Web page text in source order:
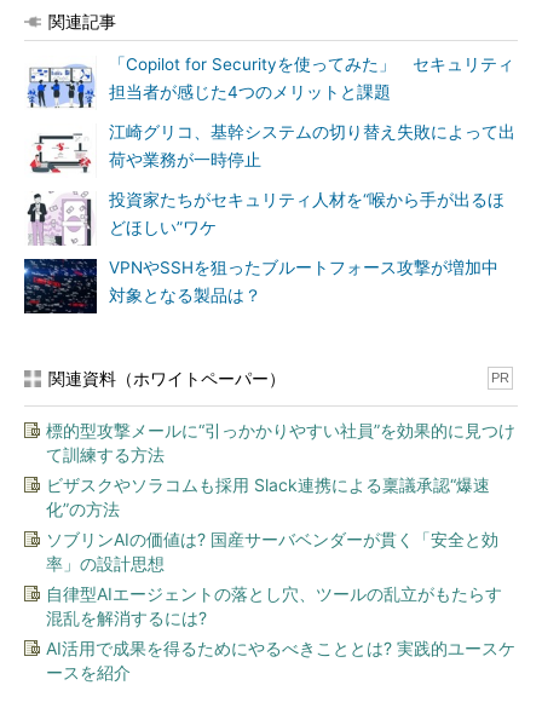
関連記事
「Copilot for Securityを使ってみた」 セキュリティ
担当者が感じた4つのメリットと課題
江崎グリコ、基幹システムの切り替え失敗によって出
荷や業務が一時停止
投資家たちがセキュリティ人材を“喉から手が出るほ
どほしい”ワケ
VPNやSSHを狙ったブルートフォース攻撃が増加中
対象となる製品は？
関連資料（ホワイトペーパー） PR
標的型攻撃メールに“引っかかりやすい社員”を効果的に見つけ
て訓練する方法
ビザスクやソラコムも採用 Slack連携による稟議承認“爆速
化”の方法
ソブリンAIの価値は? 国産サーバベンダーが貫く「安全と効
率」の設計思想
自律型AIエージェントの落とし穴、ツールの乱立がもたらす
混乱を解消するには?
AI活用で成果を得るためにやるべきこととは? 実践的ユースケ
ースを紹介